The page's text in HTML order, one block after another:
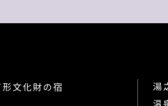
文化財の宿
湯
温